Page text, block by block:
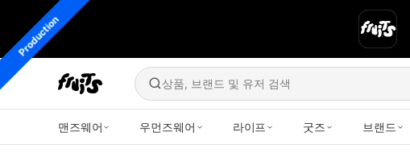
상품, 브랜드 및 유저 검색
맨즈웨어 우먼즈웨어 라이프 굿즈 브랜드
Production